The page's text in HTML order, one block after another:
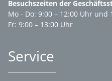
Besuchszeiten der
Mo - Do: 9:00 – 12:00 Uhr und
Fr: 9:00 – 13:00 Uhr
Service